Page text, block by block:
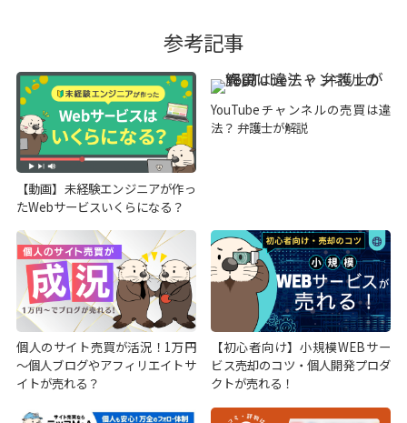
参考記事
【動画】未経験エンジニアが作っ
たWebサービスいくらになる？
YouTubeチャンネルの売買は違
法？ 弁護士が解説
個人のサイト売買が活況！1万円
～個人ブログやアフィリエイトサ
イトが売れる？
【初心者向け】小規模WEBサー
ビス売却のコツ・個人開発プロダ
クトが売れる！